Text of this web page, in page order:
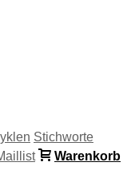
Stichworte
Warenkorb